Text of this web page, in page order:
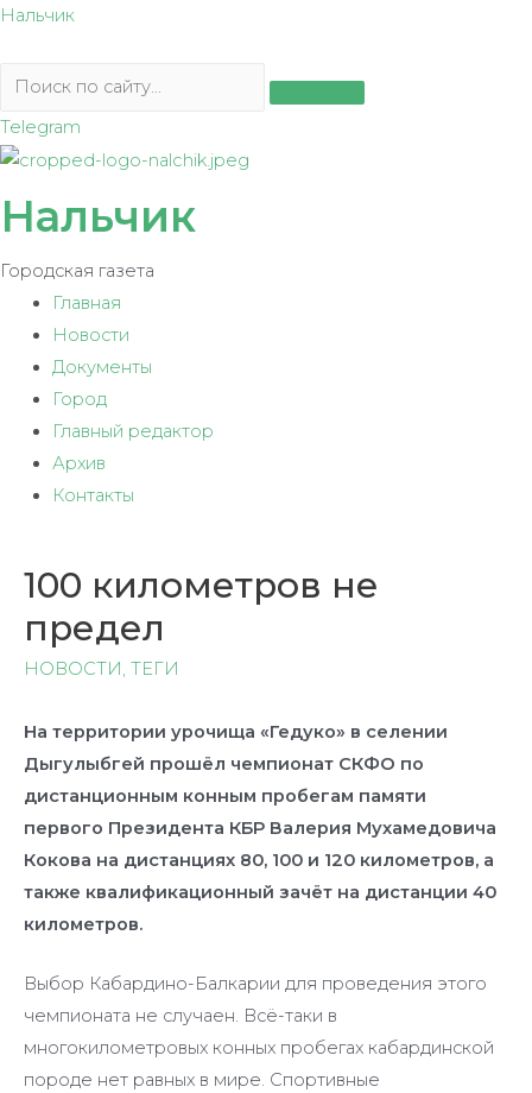
Перейти
содержимому
Нальчик
Telegram
Нальчик
Городская газета
Главная
Новости
Документы
Город
Главный редактор
Архив
Контакты
100 километров не
предел
НОВОСТИ, ТЕГИ
На территории урочища «Гедуко» в селении
Дыгулыбгей прошёл чемпионат СКФО по
дистанционным конным пробегам памяти
первого Президента КБР Валерия Мухамедовича
Кокова на дистанциях 80, 100 и 120 километров, а
также квалификационный зачёт на дистанции 40
километров.
Выбор Кабардино-Балкарии для проведения этого
чемпионата не случаен. Всё-таки в
многокилометровых конных пробегах кабардинской
породе нет равных в мире. Спортивные